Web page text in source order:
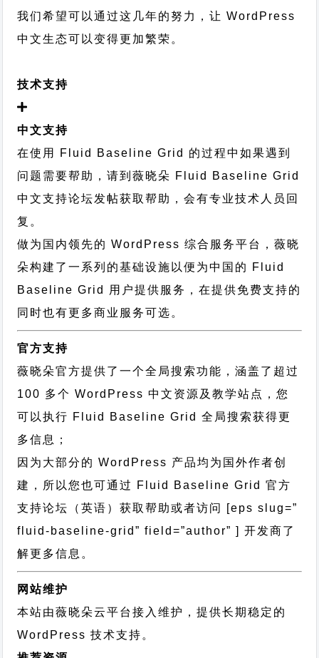
我们希望可以通过这几年的努力，让 WordPress
中文生态可以变得更加繁荣。
技术支持
中文支持
在使用 Fluid Baseline Grid 的过程中如果遇到
问题需要帮助，请到薇晓朵 Fluid Baseline Grid
中文支持论坛发帖获取帮助，会有专业技术人员回
复。
做为国内领先的 WordPress 综合服务平台，薇晓
朵构建了一系列的基础设施以便为中国的 Fluid
Baseline Grid 用户提供服务，在提供免费支持的
同时也有更多商业服务可选。
官方支持
薇晓朵官方提供了一个全局搜索功能，涵盖了超过
100 多个 WordPress 中文资源及教学站点，您
可以执行 Fluid Baseline Grid 全局搜索获得更
多信息；
因为大部分的 WordPress 产品均为国外作者创
建，所以您也可通过 Fluid Baseline Grid 官方
支持论坛
（英语）获取帮助或者访问 [eps slug=”
fluid-baseline-grid” field=”author” ] 开发商了
解更多信息。
网站维护
本站由薇晓朵云平台接入维护，提供长期稳定的
WordPress 技术支持 。